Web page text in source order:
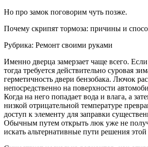
Но про замок поговорим чуть позже.
Почему скрипят тормоза: причины и
Рубрика: Ремонт своими руками
Именно дверца замерзает чаще всего.
тогда требуется действительно суровая
герметичность двери бензобака. Лючок
непосредственно на поверхности
Когда на него попадает вода и влага, а
низкой отрицательной температуре
доступ к элементу для заправки
Обычным путем открыть люк уже не
искать альтернативные пути решения